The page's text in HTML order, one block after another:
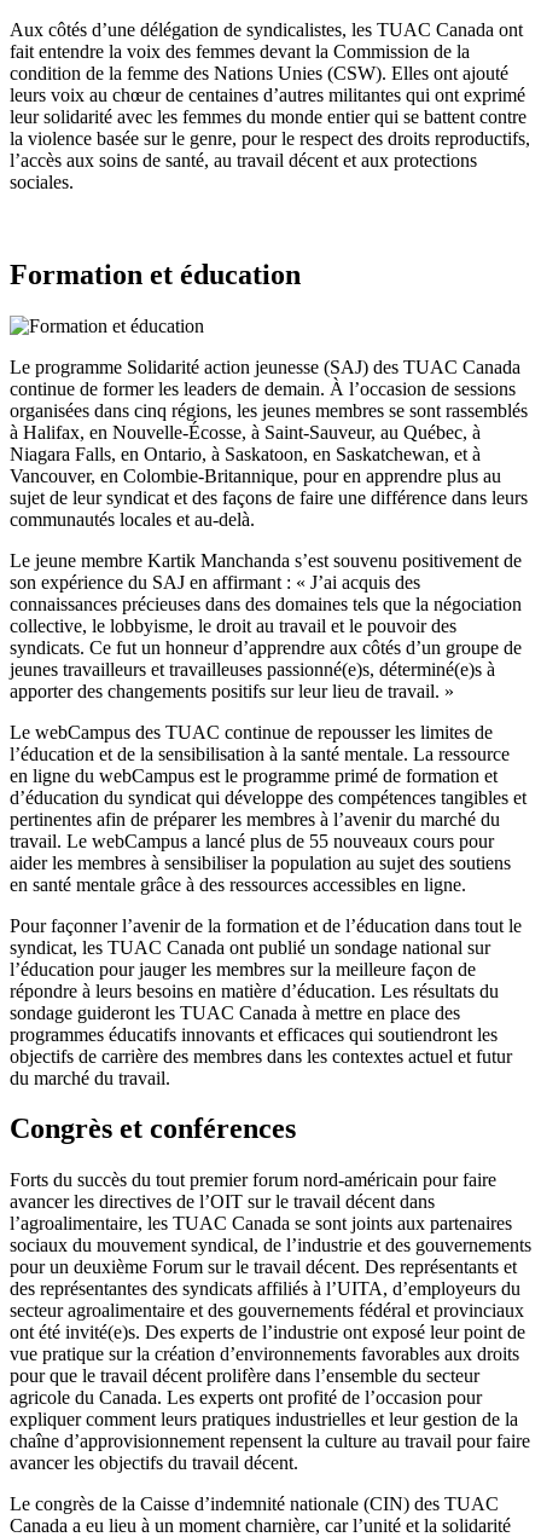
Aux côtés d’une délégation de syndicalistes, les TUAC Canada ont
fait entendre la voix des femmes devant la Commission de la
condition de la femme des Nations Unies (CSW). Elles ont ajouté
leurs voix au chœur de centaines d’autres militantes qui ont exprimé
leur solidarité avec les femmes du monde entier qui se battent contre
la violence basée sur le genre, pour le respect des droits reproductifs,
l’accès aux soins de santé, au travail décent et aux protections
sociales.
Formation et éducation
Le programme Solidarité action jeunesse (SAJ) des TUAC Canada
continue de former les leaders de demain. À l’occasion de sessions
organisées dans cinq régions, les jeunes membres se sont rassemblés
à Halifax, en Nouvelle-Écosse, à Saint-Sauveur, au Québec, à
Niagara Falls, en Ontario, à Saskatoon, en Saskatchewan, et à
Vancouver, en Colombie-Britannique, pour en apprendre plus au
sujet de leur syndicat et des façons de faire une différence dans leurs
communautés locales et au-delà.
Le jeune membre Kartik Manchanda s’est souvenu positivement de
son expérience du SAJ en affirmant : « J’ai acquis des
connaissances précieuses dans des domaines tels que la négociation
collective, le lobbyisme, le droit au travail et le pouvoir des
syndicats. Ce fut un honneur d’apprendre aux côtés d’un groupe de
jeunes travailleurs et travailleuses passionné(e)s, déterminé(e)s à
apporter des changements positifs sur leur lieu de travail. »
Le webCampus des TUAC continue de repousser les limites de
l’éducation et de la sensibilisation à la santé mentale. La ressource
en ligne du webCampus est le programme primé de formation et
d’éducation du syndicat qui développe des compétences tangibles et
pertinentes afin de préparer les membres à l’avenir du marché du
travail. Le webCampus a lancé plus de 55 nouveaux cours pour
aider les membres à sensibiliser la population au sujet des soutiens
en santé mentale grâce à des ressources accessibles en ligne.
Pour façonner l’avenir de la formation et de l’éducation dans tout le
syndicat, les TUAC Canada ont publié un sondage national sur
l’éducation pour jauger les membres sur la meilleure façon de
répondre à leurs besoins en matière d’éducation. Les résultats du
sondage guideront les TUAC Canada à mettre en place des
programmes éducatifs innovants et efficaces qui soutiendront les
objectifs de carrière des membres dans les contextes actuel et futur
du marché du travail.
Congrès et conférences
Forts du succès du tout premier forum nord-américain pour faire
avancer les directives de l’OIT sur le travail décent dans
l’agroalimentaire, les TUAC Canada se sont joints aux partenaires
sociaux du mouvement syndical, de l’industrie et des gouvernements
pour un deuxième Forum sur le travail décent. Des représentants et
des représentantes des syndicats affiliés à l’UITA, d’employeurs du
secteur agroalimentaire et des gouvernements fédéral et provinciaux
ont été invité(e)s. Des experts de l’industrie ont exposé leur point de
vue pratique sur la création d’environnements favorables aux droits
pour que le travail décent prolifère dans l’ensemble du secteur
agricole du Canada. Les experts ont profité de l’occasion pour
expliquer comment leurs pratiques industrielles et leur gestion de la
chaîne d’approvisionnement repensent la culture au travail pour faire
avancer les objectifs du travail décent.
Le congrès de la Caisse d’indemnité nationale (CIN) des TUAC
Canada a eu lieu à un moment charnière, car l’unité et la solidarité